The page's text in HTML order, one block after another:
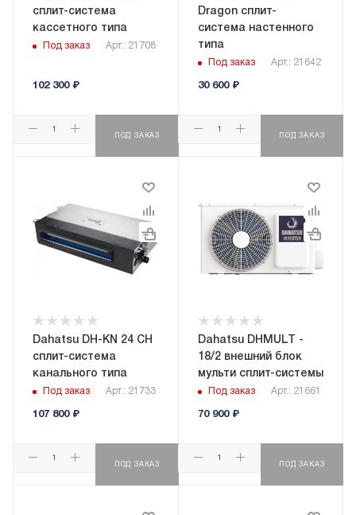
сплит-система
кассетного типа
Под заказ Арт.: 21708
102 300₽
ПОД ЗАКАЗ
Dragon сплит-
система настенного
типа
Под заказ Арт.: 21642
30 600₽
ПОД ЗАКАЗ
Dahatsu DH-KN 24 CH
сплит-система
канального типа
Под заказ Арт.: 21733
107 800₽
ПОД ЗАКАЗ
Dahatsu DHMULT -
18/2 внешний блок
мульти сплит-системы
Под заказ Арт.: 21661
70 900₽
ПОД ЗАКАЗ